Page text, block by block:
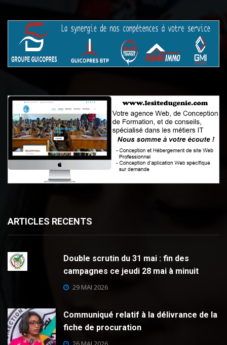
ARTICLES RECENTS
Double scrutin du 31 mai : fin des
campagnes ce jeudi 28 mai à minuit
29 MAI 2026
Communiqué relatif à la délivrance de la
fiche de procuration